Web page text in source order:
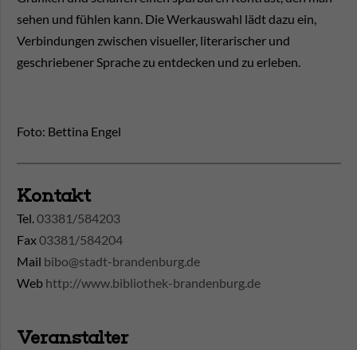
sehen und fühlen kann. Die Werkauswahl lädt dazu ein,
Verbindungen zwischen visueller, literarischer und
geschriebener Sprache zu entdecken und zu erleben.
Foto: Bettina Engel
Kontakt
Tel.03381/584203
Fax03381/584204
Mail bibo@stadt-brandenburg.de
Web http://www.bibliothek-brandenburg.de
Veranstalter